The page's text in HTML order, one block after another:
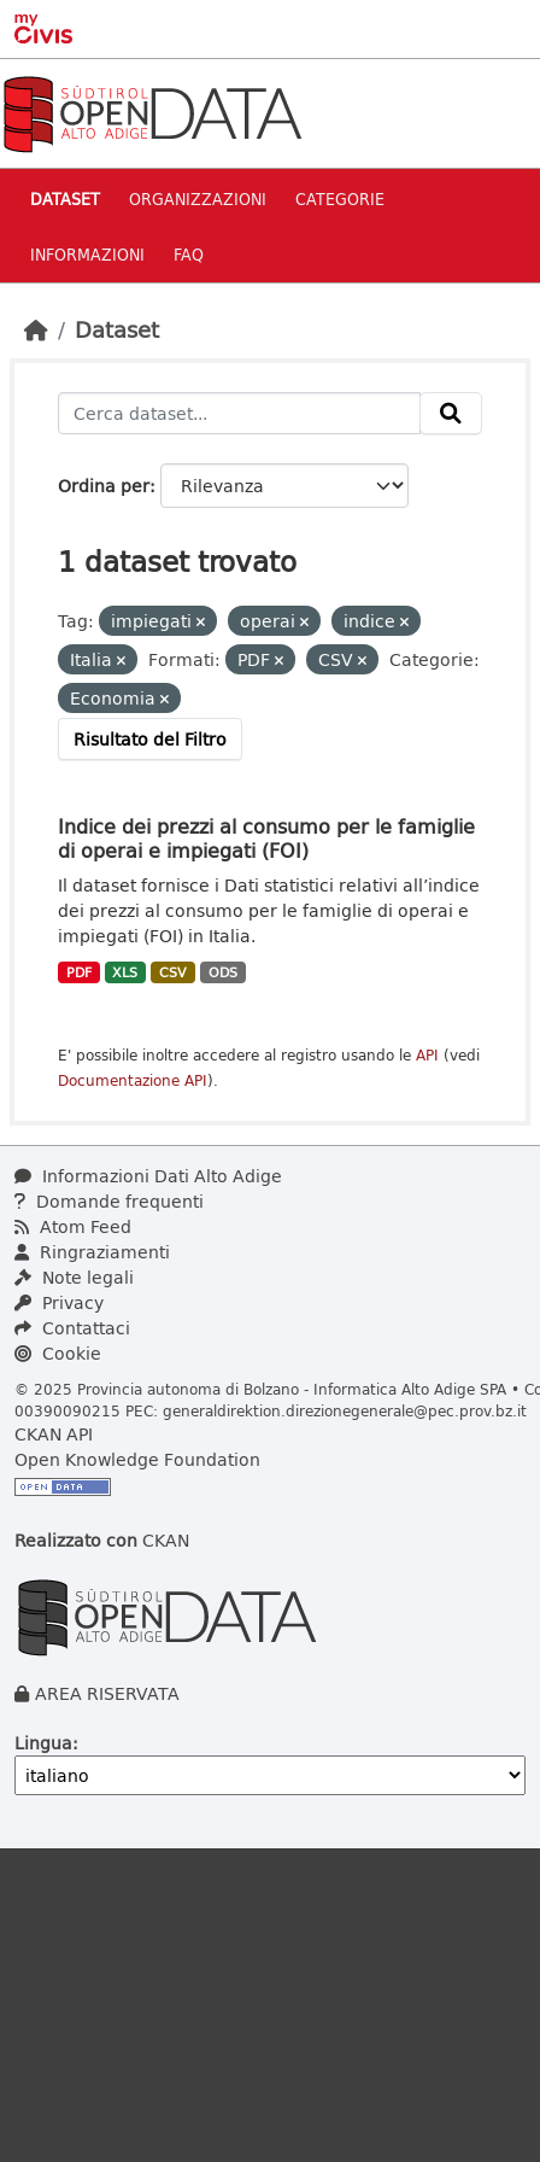
Skip to main content
DATASET ORGANIZZAZIONI CATEGORIE
INFORMAZIONI FAQ
Dataset
Ordina per
1 dataset trovato
Tag: impiegati operai
indice
Italia
Formati: PDF CSV
Categorie:
Economia
Risultato del Filtro
Indice dei prezzi al consumo per le famiglie
di operai e impiegati (FOI)
Il dataset fornisce i Dati statistici relativi all’indice
dei prezzi al consumo per le famiglie di operai e
impiegati (FOI) in Italia.
PDF XLS CSV ODS
E' possibile inoltre accedere al registro usando le API (vedi
Documentazione API).
Informazioni Dati Alto Adige
Domande frequenti
Atom Feed
Ringraziamenti
Note legali
Privacy
Contattaci
Cookie
© 2025 Provincia autonoma di Bolzano - Informatica Alto Adige SPA •
00390090215 PEC: generaldirektion.direzionegenerale@pec.prov.bz.it
CKAN API
Open Knowledge Foundation
Realizzato conCKAN
AREA RISERVATA
Lingua